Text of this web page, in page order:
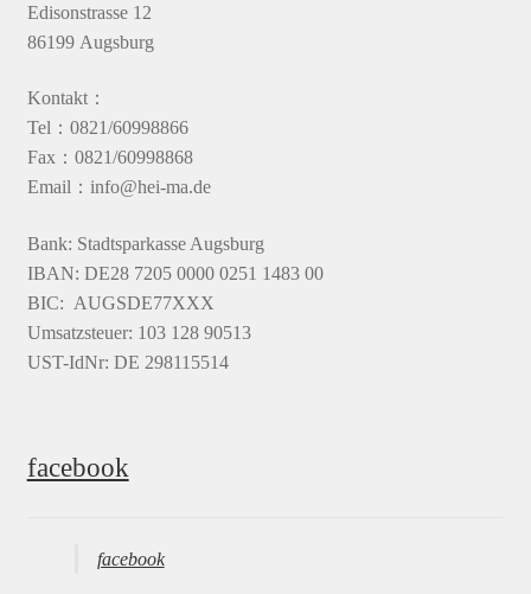
Edisonstrasse 12
86199 Augsburg
Kontakt：
Tel：0821/60998866
Fax：0821/60998868
Email：info@hei-ma.de
Bank: Stadtsparkasse Augsburg
IBAN: DE28 7205 0000 0251 1483 00
BIC: AUGSDE77XXX
Umsatzsteuer: 103 128 90513
UST-IdNr: DE 298115514
facebook
facebook